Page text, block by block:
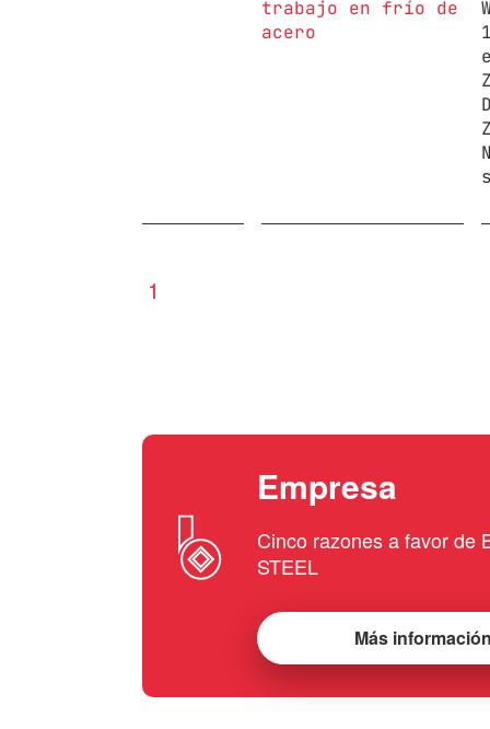
trabajo en frío de
acero
1
Empresa
Cinco razones a favor de
STEEL
Más